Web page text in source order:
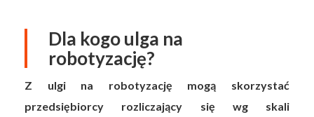
Dla kogo ulga na
robotyzację?
Z ulgi na robotyzację mogą skorzystać
przedsiębiorcy rozliczający się wg skali